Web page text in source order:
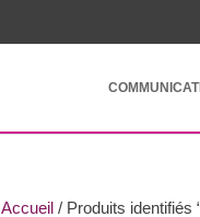
Accueil/ Produits identifiés